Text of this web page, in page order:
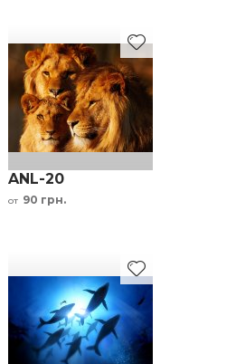
ANL-20
от 90 грн.